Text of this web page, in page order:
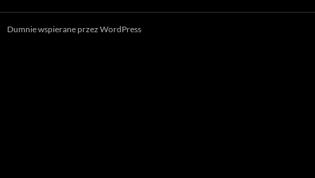
Dumnie wspierane przez WordPress